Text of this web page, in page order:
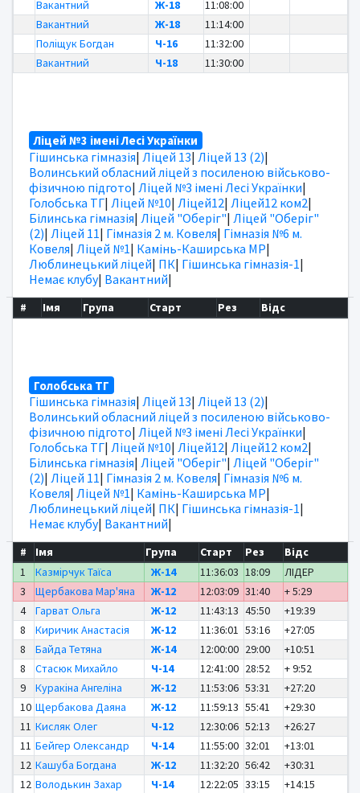
Вакантний Ж-18
11:08:00
Вакантний
Ж-18
11:14:00
Поліщук Богдан
Ч-16
11:32:00
Вакантний
Ч-18 11:30:00
Ліцей №3 імені Лесі Українки
Гішинська гімназія| Ліцей 13| Ліцей 13 (2)|
Волинський обласний ліцей з посиленою військово-
фізичною підгото| Ліцей №3 імені Лесі Українки|
Голобська ТГ| Ліцей №10| Ліцей12| Ліцей12 ком2|
Білинська гімназія| Ліцей "Оберіг"| Ліцей "Оберіг"
(2)| Ліцей 11| Гімназія 2 м. Ковеля| Гімназія №6 м.
Ковеля| Ліцей №1| Камінь-Каширська МР|
Люблинецький ліцей| ПК| Гішинська гімназія-1|
Немає клубу| Вакантний|
# Імя Група Старт Рез Відс
Голобська ТГ
Гішинська гімназія| Ліцей 13| Ліцей 13 (2)|
Волинський обласний ліцей з посиленою військово-
фізичною підгото| Ліцей №3 імені Лесі Українки|
Голобська ТГ| Ліцей №10| Ліцей12| Ліцей12 ком2|
Білинська гімназія| Ліцей "Оберіг"| Ліцей "Оберіг"
(2)| Ліцей 11| Гімназія 2 м. Ковеля| Гімназія №6 м.
Ковеля| Ліцей №1| Камінь-Каширська МР|
Люблинецький ліцей| ПК| Гішинська гімназія-1|
Немає клубу| Вакантний|
# Імя Група Старт Рез
Відс
1
Казмірчук Таїса Ж-14 11:36:03 18:09
ЛІДЕР
3
Щербакова Мар'яна Ж-12 12:03:09 31:40
+ 5:29
4
Гарват Ольга Ж-12 11:43:13 45:50
+19:39
8
Киричик Анастасія Ж-12 11:36:01 53:16
+27:05
8
Байда Тетяна Ж-14 12:00:00 29:00
+10:51
8
Стасюк Михайло Ч-14 12:41:00 28:52
+ 9:52
9
Куракіна Ангеліна Ж-12 11:53:06 53:31
+27:20
10 Щербакова Даяна Ж-12 11:59:13 55:41
+29:30
11 Кисляк Олег Ч-12 12:30:06 52:13
+26:27
11 Бейгер Олександр Ч-14 11:55:00 32:01
+13:01
12 Кашуба Богдана Ж-12 11:32:20 56:42
+30:31
12 Володькин Захар Ч-14 12:22:05 33:15
+14:15